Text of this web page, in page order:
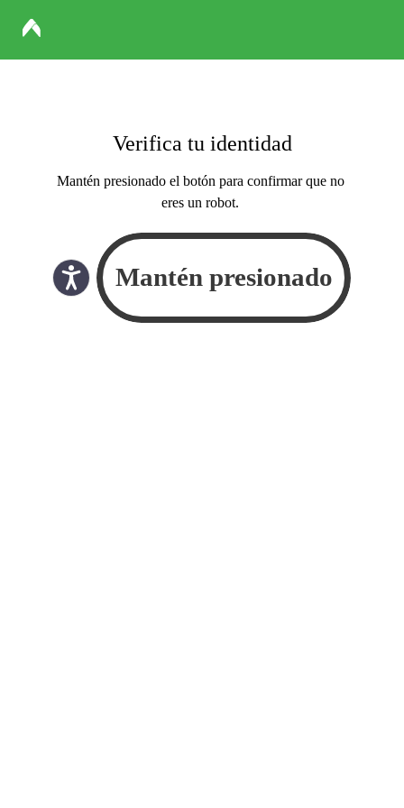
Verifica tu identidad
Mantén presionado el botón para confirmar que no
eres un robot.